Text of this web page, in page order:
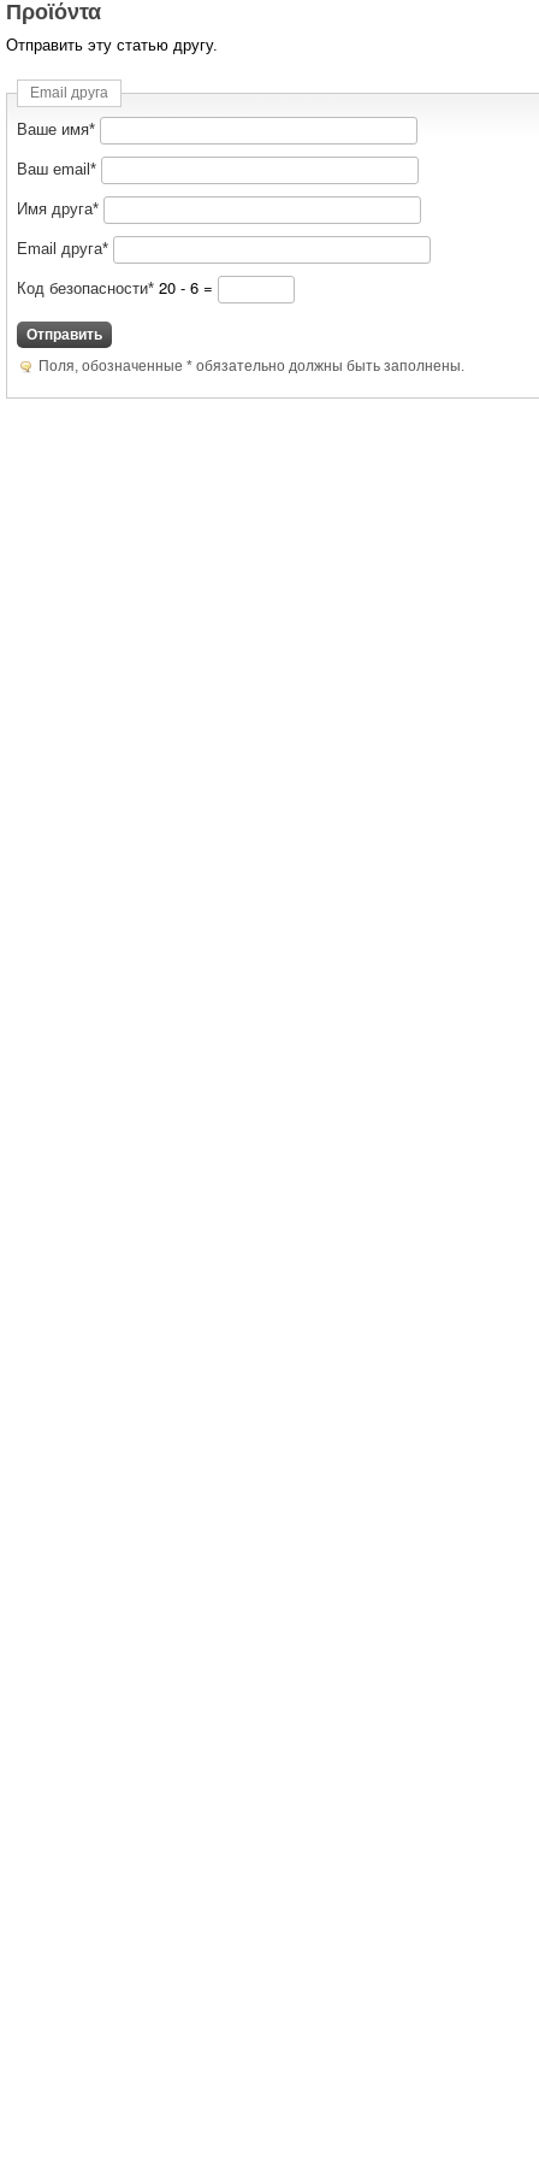
Προϊόντα
Отправить эту статью другу.
Email друга
Ваше имя*
Ваш email*
Имя друга*
Email друга*
Код безопасности* 20 - 6 =
Отправить
Поля, обозначенные * обязательно должны быть заполнены.